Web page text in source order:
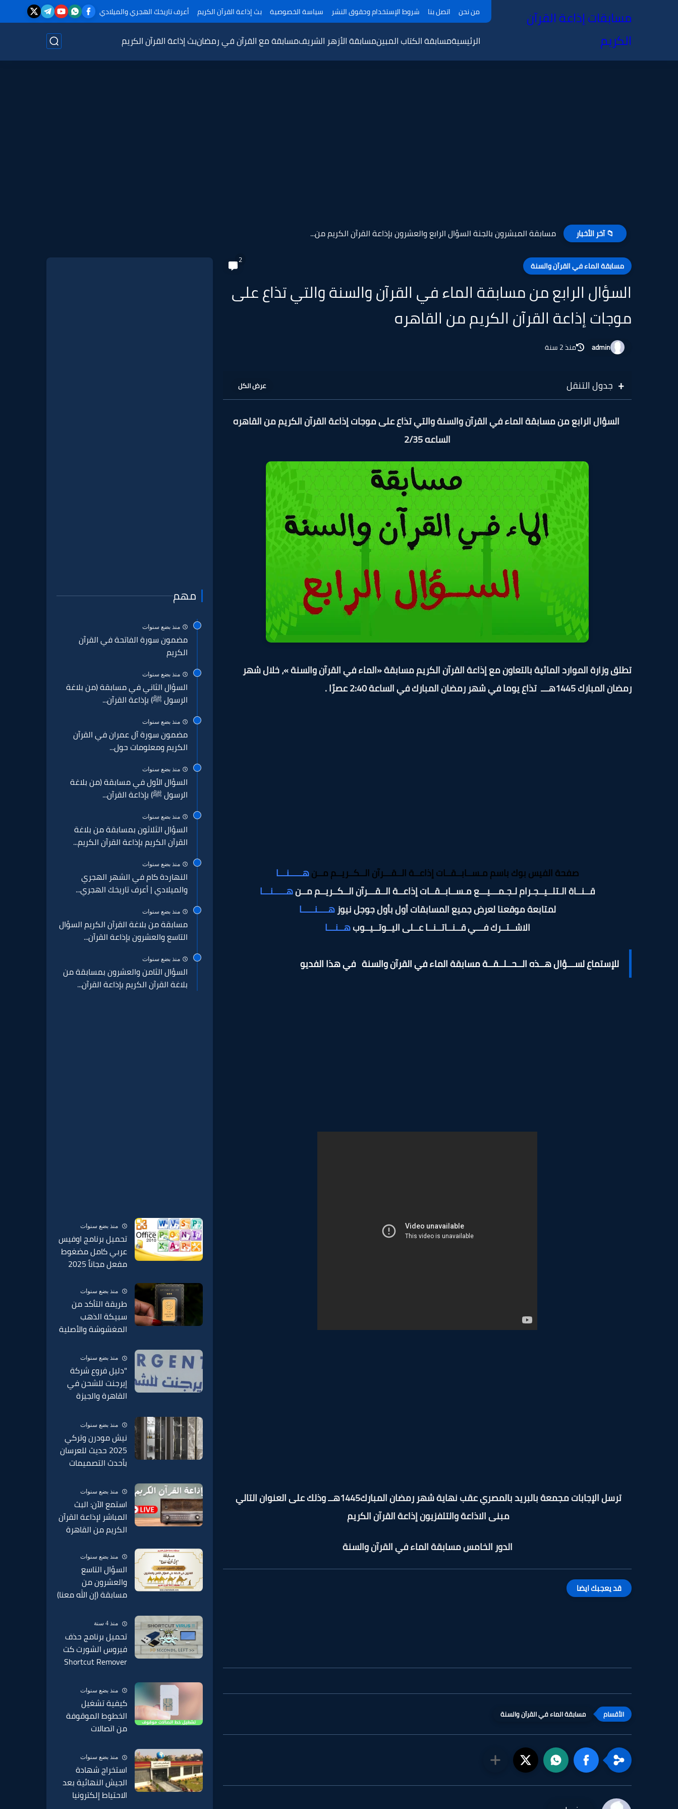
من نحن اتصل بنا شروط الإستخدام وحقوق النشر سياسة الخصوصية بث إذاعة القرآن الكريم أعرف تاريخك الهجري والميلادي
مسابقات إذاعة القرآن
الكريم
الرئيسيةمسابقة الكتاب المبينمسابقة الأزهر الشريفمسابقة مع القرآن في رمضانبث إذاعة القرآن الكريم
📁 آخر الأخبار مسابقة المبشرون بالجنة السؤال الرابع والعشرون بإذاعة القرآن الكريم من...
مسابقة الماء في القرآن والسنة 2
السؤال الرابع من مسابقة الماء في القرآن والسنة والتي تذاع على
موجات إذاعة القرآن الكريم من القاهره
admin منذ 2 سنة
جدول التنقل
السؤال الرابع من مسابقة الماء في القرآن والسنة والتي تذاع على موجات إذاعة القرآن الكريم من القاهره
الساعه 2/35
تطلق وزارة الموارد المائية بالتعاون مع إذاعة القرآن الكريم مسابقة «الماء في القرآن والسنة »، خلال شهر
رمضان المبارك 1445هـــ تذاع يوما في شهر رمضان المبارك في الساعة 2:40 عصرًا .
صفحة الفيس بوك باسم مـســابــقــات إذاعــة الــقـــرآن الــكــريــم مــنهـــــنـــا
قــنــاة الـتلــيــجـرام لـجـمـــيـــع مـســابــقــات إذاعــة الــقـــرآن الــكــريــم مــنهـــــنـــا
لمتابعة موقعنا لعرض جميع المسابقات أول بأول جوجل نيوزهــــنـــــا
الاشــتــرك فـــي قــنــاتــنــا عــلى اليــوتــيــوبهــنـــا
للإستماع لســـؤال هــذه الــحــلــقــةمسابقة الماء في القرآن والسنة في هذا الفديو
ترسل الإجابات مجمعة بالبريد بالمصري عقب نهاية شهر رمضان المبارك1445هــ وذلك على العنوان التالي
مبنى الاذاعة والتلفزيون إذاعة القرآن الكريم
الدور الخامس مسابقة الماء في القرآن والسنة
قد يعجبك ايضا
مسابقة الماء في القرآن والسنة
مهم
منذ بضع سنوات
مضمون سورة الفاتحة في القرآن
الكريم
منذ بضع سنوات
السؤال الثاني في مسابقة (من بلاغة
الرسول ﷺ) بإذاعة القرآن...
منذ بضع سنوات
مضمون سورة آل عمران في القرآن
الكريم ومعلومات حول...
منذ بضع سنوات
السؤال الأول في مسابقة (من بلاغة
الرسول ﷺ) بإذاعة القرآن...
منذ بضع سنوات
السؤال الثلاثون بمسابقة من بلاغة
القرآن الكريم بإذاعة القرآن الكريم...
منذ بضع سنوات
النهاردة كام في الشهر الهجري
والميلادي | أعرف تاريخك الهجري...
منذ بضع سنوات
مسابقة من بلاغة القرآن الكريم السؤال
التاسع والعشرون بإذاعة القرآن...
منذ بضع سنوات
السؤال الثامن والعشرون بمسابقة من
بلاغة القرآن الكريم بإذاعة القرآن...
منذ بضع سنوات
تحميل برنامج اوفيس
عربي كامل مضغوط
مفعل مجاناً 2025
منذ بضع سنوات
طريقة التأكد من
سبيكة الذهب
المغشوشة والأصلية
عنها وطريقة مكان
الدمغة في السبائك
2025
منذ بضع سنوات
"دليل فروع شركة
إيرجنت للشحن في
القاهرة والجيزة
2025 – عناوين
وأرقام التواصل"
منذ بضع سنوات
نيش مودرن وتركي
2025 حديث للعرسان
بأحدث التصميمات
منذ بضع سنوات
استمع الآن: البث
المباشر لإذاعة القرآن
الكريم من القاهرة
منذ بضع سنوات
السؤال التاسع
والعشرون من
مسابقة (إن الله معنا)
من القاهرة
منذ 4 سنة
تحميل برنامج حذف
فيروس الشورت كت
Shortcut Remover
منذ بضع سنوات
كيفية تشغيل
الخطوط الموقوفة
من اتصالات
موقوف من الخدمة
2025
منذ بضع سنوات
استخراج شهادة
الجيش النهائية بعد
الاحتياط إلكترونيا